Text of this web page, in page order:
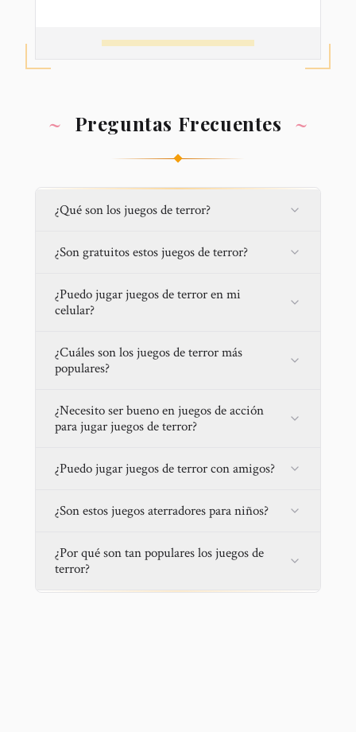
~ Preguntas Frecuentes ~
¿Qué son los juegos de terror?
¿Son gratuitos estos juegos de terror?
¿Puedo jugar juegos de terror en mi
celular?
¿Cuáles son los juegos de terror más
populares?
¿Necesito ser bueno en juegos de acción
para jugar juegos de terror?
¿Puedo jugar juegos de terror con amigos?
¿Son estos juegos aterradores para niños?
¿Por qué son tan populares los juegos de
terror?